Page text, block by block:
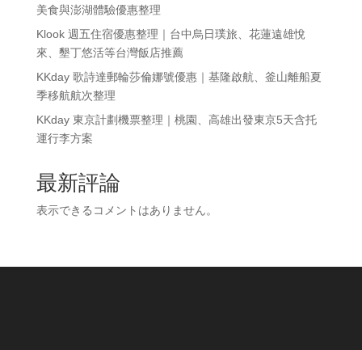
美食與澎湖體驗優惠整理
Klook 週五住宿優惠整理｜台中烏日璞旅、花蓮遠雄悅
來、墾丁悠活等台灣飯店推薦
KKday 歌詩達郵輪莎倫娜號優惠｜基隆啟航、釜山離船夏
季移航航次整理
KKday 東京計劃機票整理｜桃園、高雄出發東京5天含托
運行李方案
最新評論
表示できるコメントはありません。